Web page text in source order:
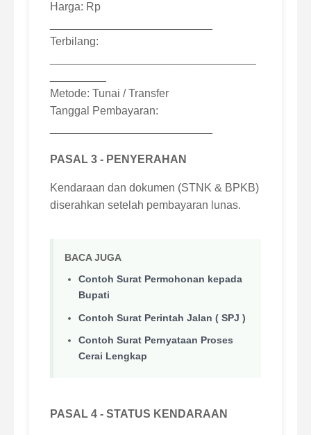
Harga: Rp
Terbilang:
Metode: Tunai / Transfer
Tanggal Pembayaran:
PASAL 3 - PENYERAHAN
Kendaraan dan dokumen (STNK & BPKB)
diserahkan setelah pembayaran lunas.
BACA JUGA
Contoh Surat Permohonan kepada
Bupati
Contoh Surat Perintah Jalan ( SPJ )
Contoh Surat Pernyataan Proses
Cerai Lengkap
PASAL 4 - STATUS KENDARAAN